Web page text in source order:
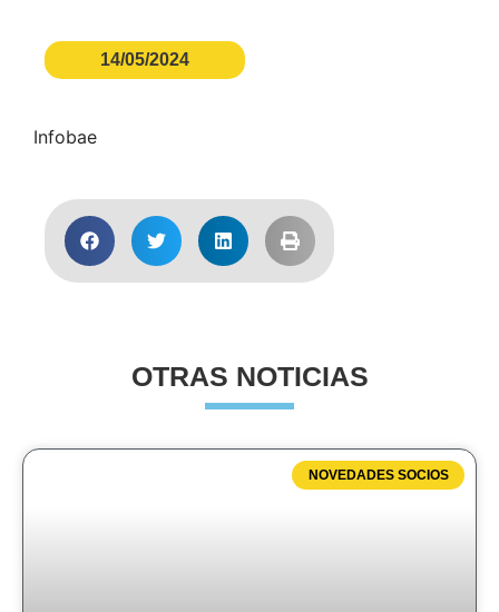
14/05/2024
Infobae
OTRAS NOTICIAS
NOVEDADES SOCIOS